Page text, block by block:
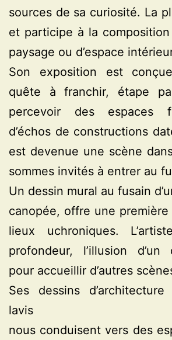
sources de sa curiosité. La
et participe à la composition
paysage ou d’espace
Son exposition est
quête à franchir, étape
percevoir des espaces
d’échos de constructions
est devenue une scène
sommes invités à entrer au
Un dessin mural au fusain
canopée, offre une
lieux uchroniques.
profondeur, l’illusion
pour accueillir d’autres
Ses dessins
lavis
nous conduisent vers des